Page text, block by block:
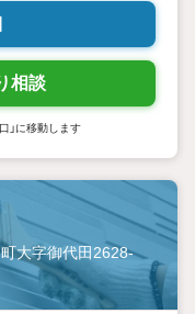
相談
」に移動します
大字御代田2628-